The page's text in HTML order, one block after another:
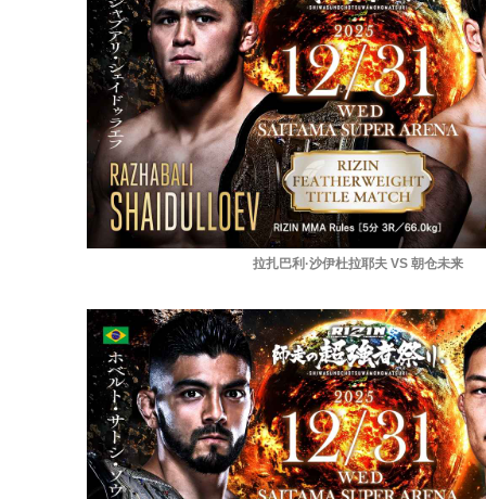
拉扎巴利·沙伊杜拉耶夫 VS 朝仓未来